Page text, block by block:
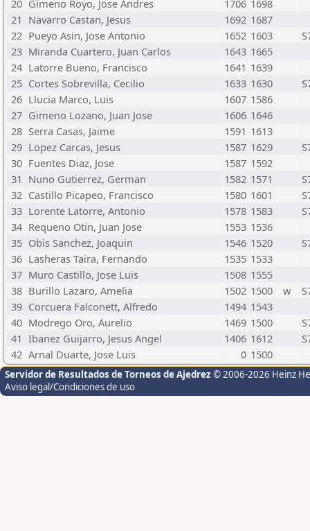
20 Gimeno Royo, Jose Andres 1706 1698
21 Navarro Castan, Jesus 1692 1687
22 Pueyo Asin, Jose Antonio 1652 1603
23 Miranda Cuartero, Juan Carlos 1643 1665
24 Latorre Bueno, Francisco 1641 1639
25 Cortes Sobrevilla, Cecilio 1633 1630
26 Llucia Marco, Luis 1607 1586
27 Gimeno Lozano, Juan Jose 1606 1646
28 Serra Casas, Jaime 1591 1613
29 Lopez Carcas, Jesus 1587 1629
30 Fuentes Diaz, Jose 1587 1592
31 Nuno Gutierrez, German 1582 1571
32 Castillo Picapeo, Francisco 1580 1601
33 Lorente Latorre, Antonio 1578 1583
34 Requeno Otin, Juan Jose 1553 1536
35 Obis Sanchez, Joaquin 1546 1520
36 Lasheras Taira, Fernando 1535 1533
37 Muro Castillo, Jose Luis 1508 1555
38 Burillo Lazaro, Amelia 1502 1500 w
39 Corcuera Falconett, Alfredo 1494 1543
40 Modrego Oro, Aurelio 1469 1500
41 Ibanez Guijarro, Jesus Angel 1406 1612
42 Arnal Duarte, Jose Luis 0 1500
Servidor de Resultados de Torneos de Ajedrez © 2006-2026 Heinz
Aviso legal/Condiciones de uso